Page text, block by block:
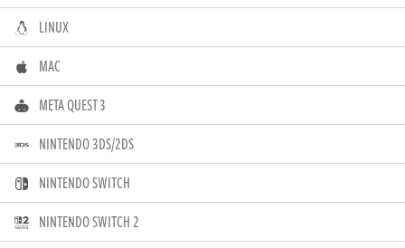
LINUX
MAC
META QUEST 3
NINTENDO 3DS/2DS
NINTENDO SWITCH
NINTENDO SWITCH 2